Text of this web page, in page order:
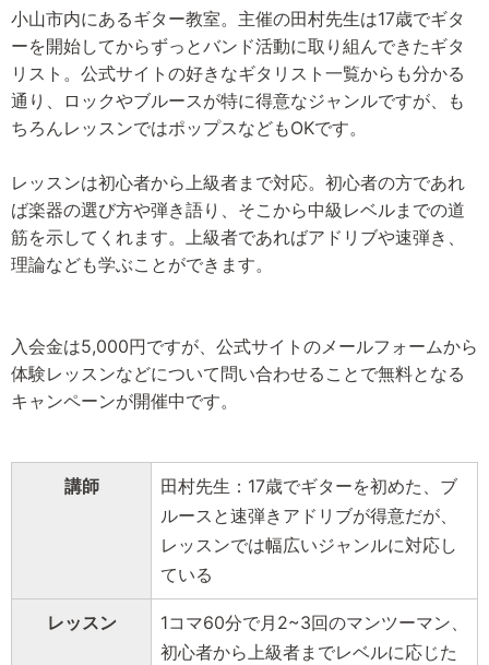
小山市内にあるギター教室。主催の田村先生は17歳でギタ
ーを開始してからずっとバンド活動に取り組んできたギタ
リスト。公式サイトの好きなギタリスト一覧からも分かる
通り、ロックやブルースが特に得意なジャンルですが、も
ちろんレッスンではポップスなどもOKです。
レッスンは初心者から上級者まで対応。初心者の方であれ
ば楽器の選び方や弾き語り、そこから中級レベルまでの道
筋を示してくれます。上級者であればアドリブや速弾き、
理論なども学ぶことができます。
入会金は5,000円ですが、公式サイトのメールフォームから
体験レッスンなどについて問い合わせることで無料となる
キャンペーンが開催中です。
講師
田村先生：17歳でギターを初めた、ブ
ルースと速弾きアドリブが得意だが、
レッスンでは幅広いジャンルに対応し
ている
レッスン
1コマ60分で月2~3回のマンツーマン、
初心者から上級者までレベルに応じた